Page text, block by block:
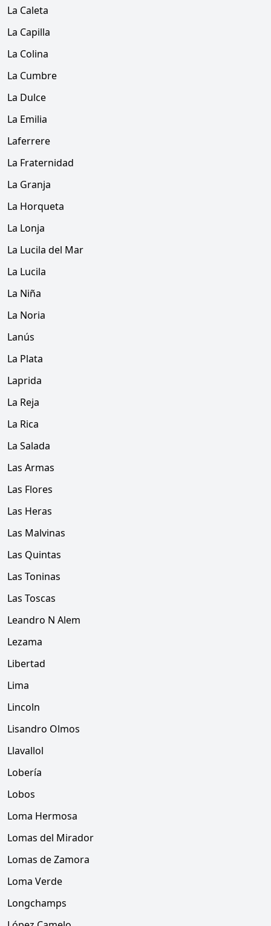
La Caleta
La Capilla
La Colina
La Cumbre
La Dulce
La Emilia
Laferrere
La Fraternidad
La Granja
La Horqueta
La Lonja
La Lucila del Mar
La Lucila
La Niña
La Noria
Lanús
La Plata
Laprida
La Reja
La Rica
La Salada
Las Armas
Las Flores
Las Heras
Las Malvinas
Las Quintas
Las Toninas
Las Toscas
Leandro N Alem
Lezama
Libertad
Lima
Lincoln
Lisandro Olmos
Llavallol
Lobería
Lobos
Loma Hermosa
Lomas del Mirador
Lomas de Zamora
Loma Verde
Longchamps